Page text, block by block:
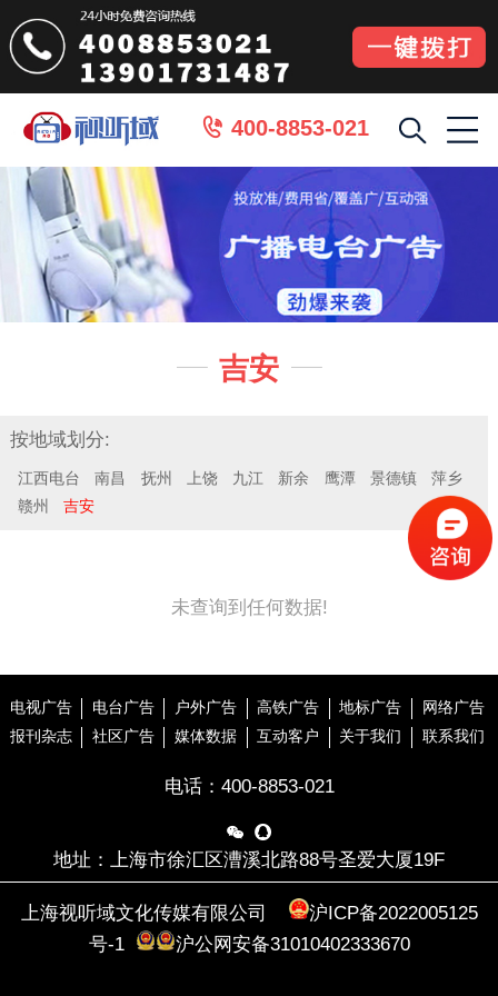
 400-8853-021
 吉安 
按地域划分:
江西电台 南昌 抚州 上饶 九江 新余 鹰潭 景德镇
萍乡
赣州
吉安
未查询到任何数据!
电视广告 电台广告 户外广告 高铁广告 地标广告
网络广告
报刊杂志
社区广告 媒体数据 互动客户 关于我们 联系我们
电话： 400-8853-021
 
地址：上海市徐汇区漕溪北路88号圣爱大厦19F
上海视听域文化传媒有限公司
沪ICP备2022005125
号-1
沪公网安备31010402333670